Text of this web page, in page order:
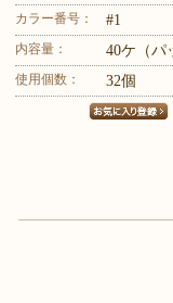
カラー番号： #1
内容量： 40ケ（パ
使用個数： 32個